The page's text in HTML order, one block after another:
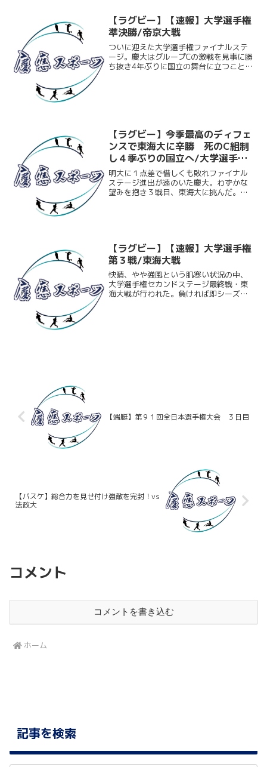
【ラグビー】【速報】大学選手権
準決勝/帝京大戦
ついに迎えた大学選手権ファイナルステ
ージ。慶大はグループCの激戦を見事に勝
ち抜き4年ぶりに国立の舞台に立つことが
【ラグビー】今季最高のディフェ
ンスで東海大に辛勝 死のC組制
し４季ぶりの国立へ/大学選手権
第３戦 東海大戦
明大に１点差で惜しくも敗れファイナル
ステージ進出が遠のいた慶大。わずかな
望みを抱き３戦目、東海大に挑んだ。序
【ラグビー】【速報】大学選手権
第３戦/東海大戦
快晴、やや強風という肌寒い状況の中、
大学選手権セカンドステージ最終戦・東
海大戦が行われた。負ければ即シーズン
【端艇】第９１回全日本選手権大会 ３日目
【バスケ】総合力を見せ付け強敵を完封！vs
法政大
コメント
コメントを書き込む
ホーム
記事を検索